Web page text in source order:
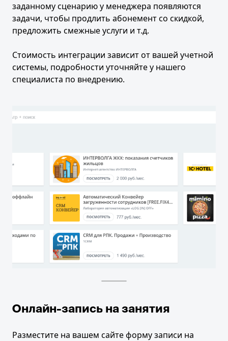
заданному сценарию у менеджера появляются
задачи, чтобы продлить абонемент со скидкой,
предложить смежные услуги и т.д.
Стоимость интеграции зависит от вашей учетной
системы, подробности уточняйте у нашего
специалиста по внедрению.
Онлайн-запись на занятия
Разместите на вашем сайте форму записи на